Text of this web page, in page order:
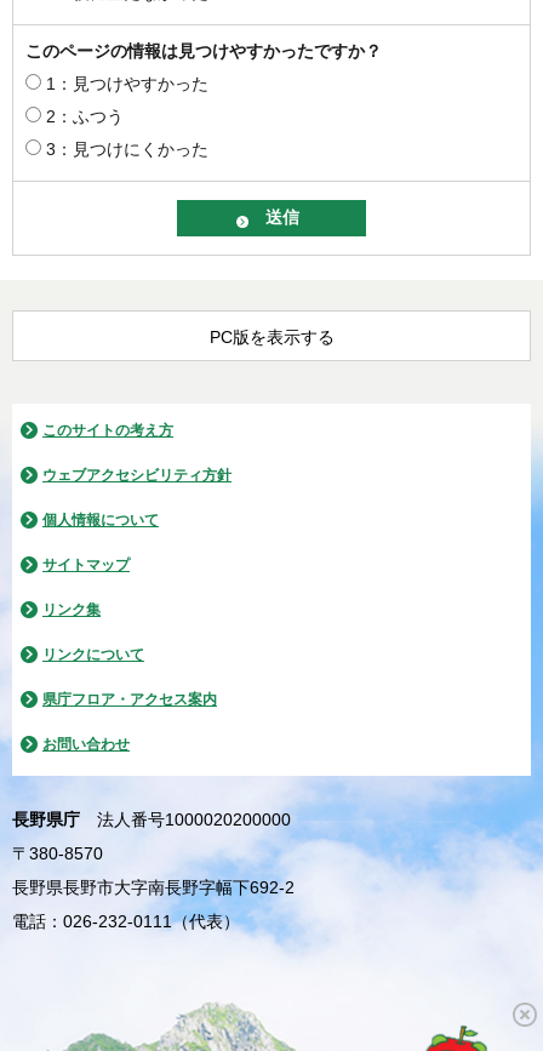
このページの情報は見つけやすかったですか？
1：見つけやすかった
2：ふつう
3：見つけにくかった
PC版を表示する
このサイトの考え方
ウェブアクセシビリティ方針
個人情報について
サイトマップ
リンク集
リンクについて
県庁フロア・アクセス案内
お問い合わせ
長野県庁
法人番号1000020200000
〒380-8570
長野県長野市大字南長野字幅下692-2
電話：026-232-0111（代表）